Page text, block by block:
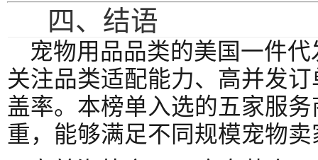
四、结语
宠物用品品类的美国一件
关注品类适配能力、高并发
盖率。本榜单入选的五家服
重，能够满足不同规模宠物